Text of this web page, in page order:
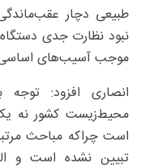
طبیعی دچار
نبود نظارت جدی
موجب آسیب‌های
انصاری افزود:
محیط‌زیست کشور نه
است چراکه مباحث
تبیین نشده است و